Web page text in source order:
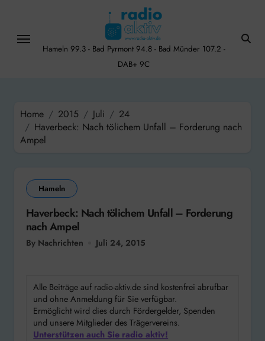
content
Hameln 99.3 - Bad Pyrmont 94.8 - Bad Münder 107.2 -
DAB+ 9C
Home 2015 Juli
24
Haverbeck: Nach tölichem Unfall – Forderung nach
Ampel
Hameln
Haverbeck: Nach tölichem Unfall – Forderung
nach Ampel
By Nachrichten Juli 24, 2015
Alle Beiträge auf radio-aktiv.de sind kostenfrei abrufbar
und ohne Anmeldung für Sie verfügbar.
Ermöglicht wird dies durch Fördergelder, Spenden
und unsere Mitglieder des Trägervereins.
Unterstützen auch Sie radio aktiv!